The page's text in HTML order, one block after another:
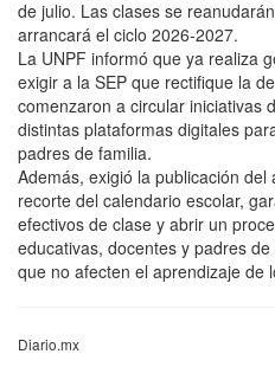
de julio. Las clases se
arrancará el ciclo 2026-2027.
La UNPF informó que ya realiza
exigir a la SEP que rectifique la
comenzaron a circular iniciativas
distintas plataformas digitales
padres de familia.
Además, exigió la publicación
recorte del calendario escolar,
efectivos de clase y abrir un
educativas, docentes y padres
que no afecten el aprendizaje de
Diario.mx